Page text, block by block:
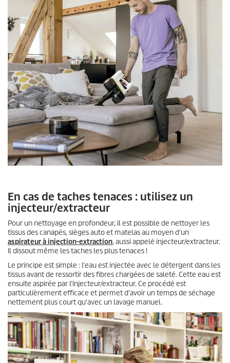
En cas de taches tenaces : utilisez un
injecteur/extracteur
Pour un nettoyage en profondeur, il est possible de nettoyer les
tissus des canapés, sièges auto et matelas au moyen d'un
aspirateur à injection-extraction, aussi appelé injecteur/extracteur.
Il dissout même les taches les plus tenaces !
Le principe est simple : l'eau est injectée avec le détergent dans les
tissus avant de ressortir des fibres chargées de saleté. Cette eau est
ensuite aspirée par l’injecteur/extracteur. Ce procédé est
particulièrement efficace et permet d'avoir un temps de séchage
nettement plus court qu'avec un lavage manuel.